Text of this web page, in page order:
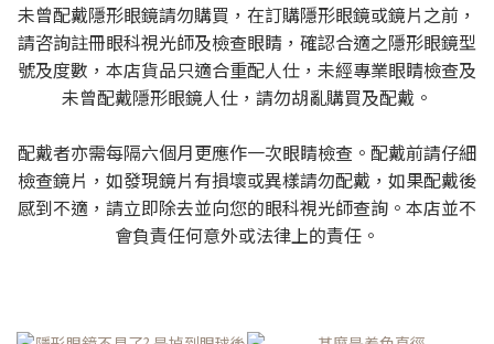
未曾配戴隱形眼鏡請勿購買，在訂購隱形眼鏡或鏡片之前，
請咨詢註冊眼科視光師及檢查眼睛，確認合適之隱形眼鏡型
號及度數，本店貨品只適合重配人仕，未經專業眼睛檢查及
未曾配戴隱形眼鏡人仕，請勿胡亂購買及配戴。
配戴者亦需每隔六個月更應作一次眼睛檢查。配戴前請仔細
檢查鏡片，如發現鏡片有損壞或異樣請勿配戴，如果配戴後
感到不適，請立即除去並向您的眼科視光師查詢。本店並不
會負責任何意外或法律上的責任。